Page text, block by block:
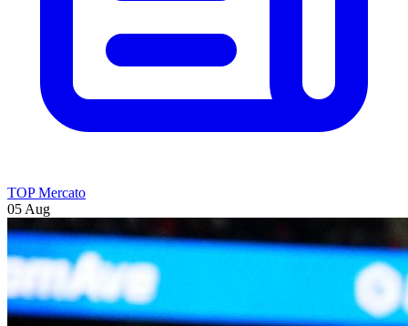
TOP Mercato
05 Aug